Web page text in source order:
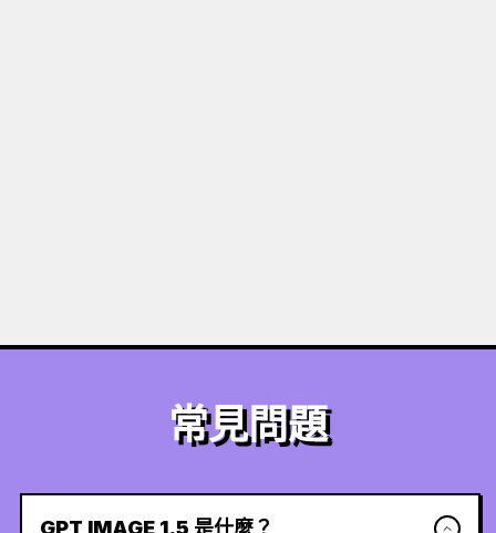
常見問題
GPT IMAGE 1.5 是什麼？